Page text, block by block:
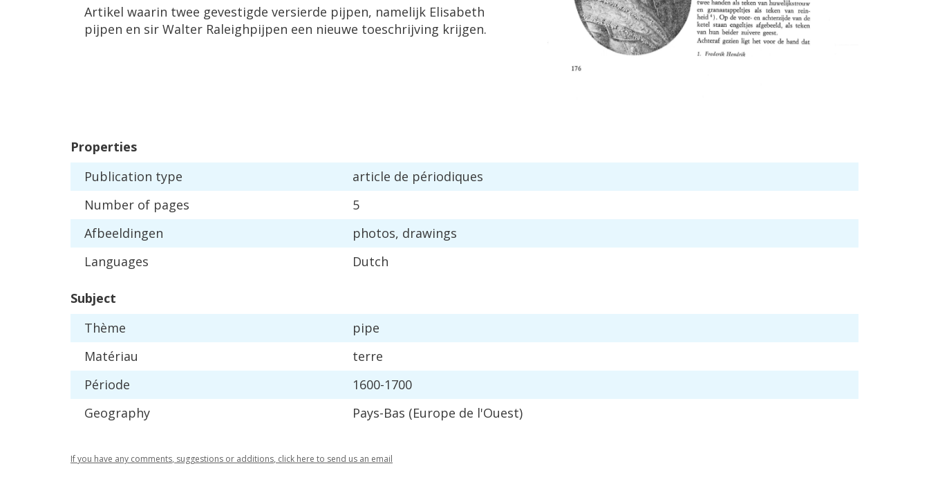
Artikel waarin twee gevestigde versierde pijpen, namelijk Elisabeth
pijpen en sir Walter Raleighpijpen een nieuwe toeschrijving krijgen.
Properties
Publication type article de périodiques
Number of pages
5
Afbeeldingen
photos, drawings
Languages
Dutch
Subject
Thème
pipe
Matériau
terre
Période 1600-1700
Geography
Pays-Bas (Europe de l'Ouest)
Ifyou have any comments, suggestions or additions, click here to send us an email